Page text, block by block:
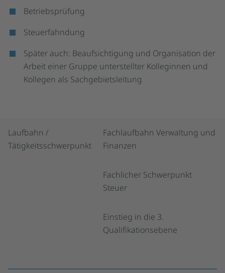
Betriebsprüfung
Steuerfahndung
Später auch: Beaufsichtigung und Organisation der
Arbeit einer Gruppe unterstellter Kolleginnen und
Kollegen als Sachgebietsleitung
Laufbahn /
Tätigkeitsschwerpunkt
Fachlaufbahn Verwaltung und
Finanzen
Fachlicher Schwerpunkt
Steuer
Einstieg in die 3.
Qualifikationsebene